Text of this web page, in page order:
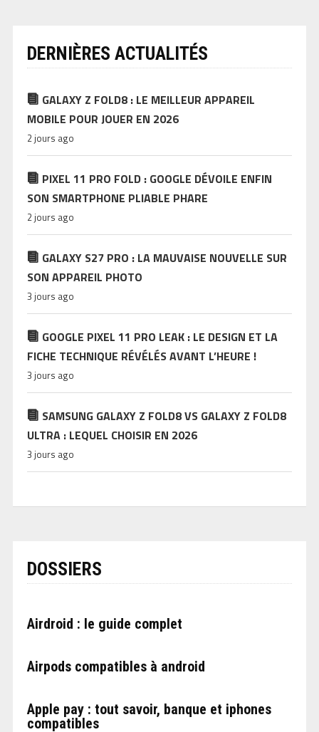
DERNIÈRES ACTUALITÉS
GALAXY Z FOLD8 : LE MEILLEUR APPAREIL
MOBILE POUR JOUER EN 2026
2 jours ago
PIXEL 11 PRO FOLD : GOOGLE DÉVOILE ENFIN
SON SMARTPHONE PLIABLE PHARE
2 jours ago
GALAXY S27 PRO : LA MAUVAISE NOUVELLE SUR
SON APPAREIL PHOTO
3 jours ago
GOOGLE PIXEL 11 PRO LEAK : LE DESIGN ET LA
FICHE TECHNIQUE RÉVÉLÉS AVANT L’HEURE !
3 jours ago
SAMSUNG GALAXY Z FOLD8 VS GALAXY Z FOLD8
ULTRA : LEQUEL CHOISIR EN 2026
3 jours ago
DOSSIERS
Airdroid : le guide complet
Airpods compatibles à android
Apple pay : tout savoir, banque et iphones
compatibles